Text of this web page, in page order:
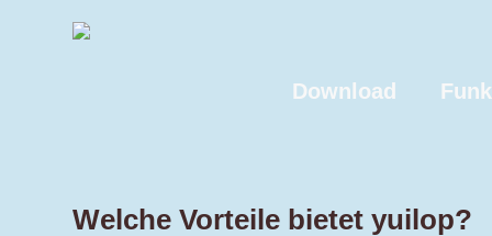
Download
Welche Vorteile bietet yuilop?